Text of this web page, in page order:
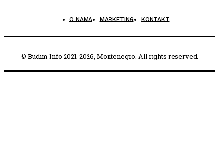
O NAMA MARKETING KONTAKT
© Budim Info 2021-2026, Montenegro. All rights reserved.